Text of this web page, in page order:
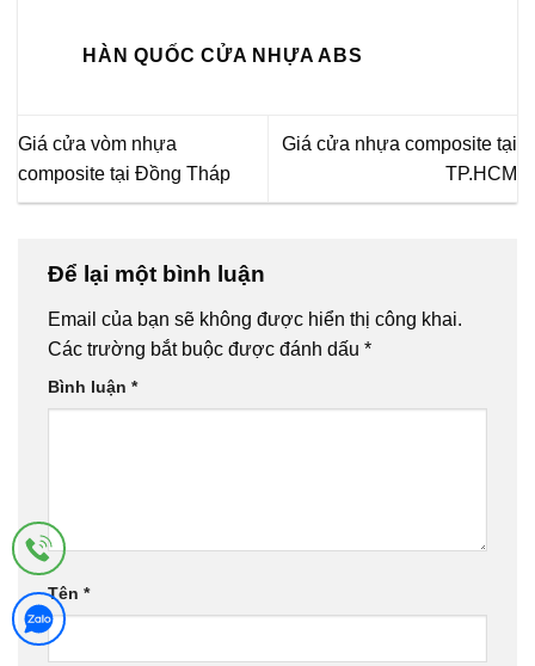
HÀN QUỐC CỬA NHỰA ABS
Giá cửa vòm nhựa
composite tại Đồng Tháp
Giá cửa nhựa composite tại
TP.HCM
Để lại một bình luận
Email của bạn sẽ không được hiển thị công khai.
Các trường bắt buộc được đánh dấu *
Bình luận *
Tên *